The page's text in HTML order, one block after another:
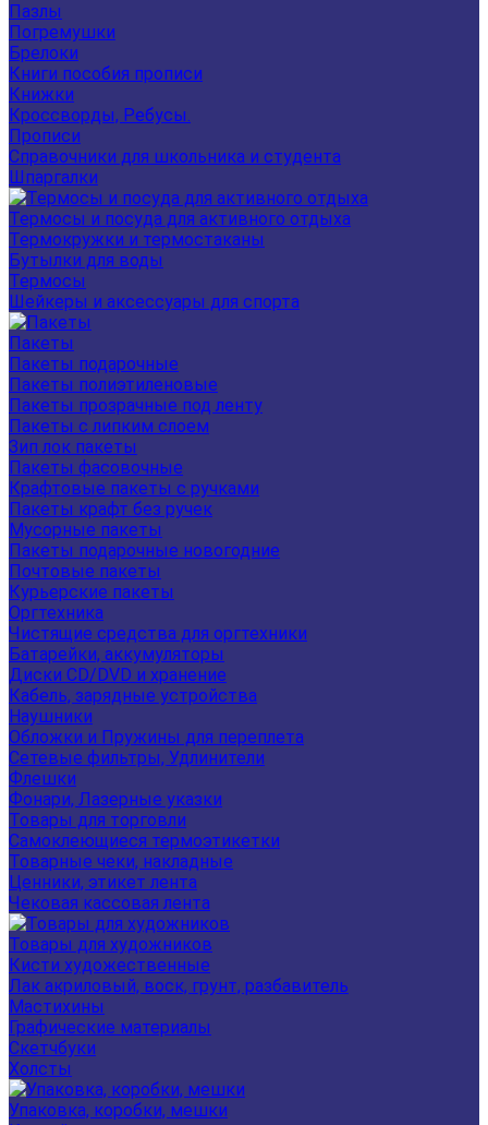
Пазлы
Погремушки
Брелоки
Книги пособия прописи
Книжки
Кроссворды, Ребусы.
Прописи
Справочники для школьника и студента
Шпаргалки
Термосы и посуда для активного отдыха
Термокружки и термостаканы
Бутылки для воды
Термосы
Шейкеры и аксессуары для спорта
Пакеты
Пакеты подарочные
Пакеты полиэтиленовые
Пакеты прозрачные под ленту
Пакеты с липким слоем
Зип лок пакеты
Пакеты фасовочные
Крафтовые пакеты с ручками
Пакеты крафт без ручек
Мусорные пакеты
Пакеты подарочные новогодние
Почтовые пакеты
Курьерские пакеты
Оргтехника
Чистящие средства для оргтехники
Батарейки, аккумуляторы
Диски CD/DVD и хранение
Кабель, зарядные устройства
Наушники
Обложки и Пружины для переплета
Сетевые фильтры, Удлинители
Флешки
Фонари, Лазерные указки
Товары для торговли
Самоклеющиеся термоэтикетки
Товарные чеки, накладные
Ценники, этикет лента
Чековая кассовая лента
Товары для художников
Кисти художественные
Лак акриловый, воск, грунт, разбавитель
Мастихины
Графические материалы
Скетчбуки
Холсты
Упаковка, коробки, мешки